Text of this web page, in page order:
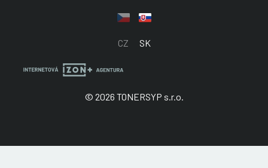
CZ SK
© 2026 TONERSYP s.r.o.